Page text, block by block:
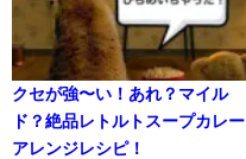
クセが強〜い！あれ？マイル
ド？絶品レトルトスープカレー
アレンジレシピ！